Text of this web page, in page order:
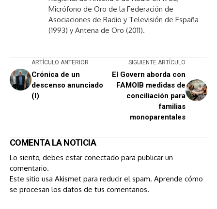
Micrófono de Oro de la Federación de
Asociaciones de Radio y Televisión de España
(1993) y Antena de Oro (2011).
ARTÍCULO ANTERIOR
Crónica de un
descenso anunciado
(I)
SIGUIENTE ARTÍCULO
El Govern aborda con
FAMOIB medidas de
conciliación para
familias
monoparentales
COMENTA LA NOTICIA
Lo siento, debes estar conectado para publicar un
comentario.
Este sitio usa Akismet para reducir el spam. Aprende cómo
se procesan los datos de tus comentarios.